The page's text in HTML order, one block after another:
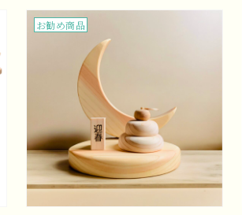
お勧め商品